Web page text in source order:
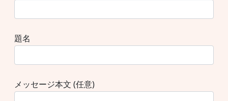
題名
メッセージ本文 (任意)